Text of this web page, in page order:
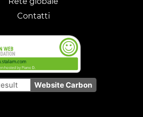
Contatti
Website Carbon